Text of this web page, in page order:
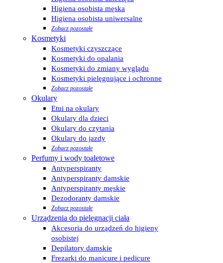
Higiena osobista męska
Higiena osobista uniwersalne
Zobacz pozostałe
Kosmetyki
Kosmetyki czyszczące
Kosmetyki do opalania
Kosmetyki do zmiany wyglądu
Kosmetyki pielęgnujące i ochronne
Zobacz pozostałe
Okulary
Etui na okulary
Okulary dla dzieci
Okulary do czytania
Okulary do jazdy
Zobacz pozostałe
Perfumy i wody toaletowe
Antyperspiranty
Antyperspiranty damskie
Antyperspiranty męskie
Dezodoranty damskie
Zobacz pozostałe
Urządzenia do pielęgnacji ciała
Akcesoria do urządzeń do higieny
osobistej
Depilatory damskie
Frezarki do manicure i pedicure